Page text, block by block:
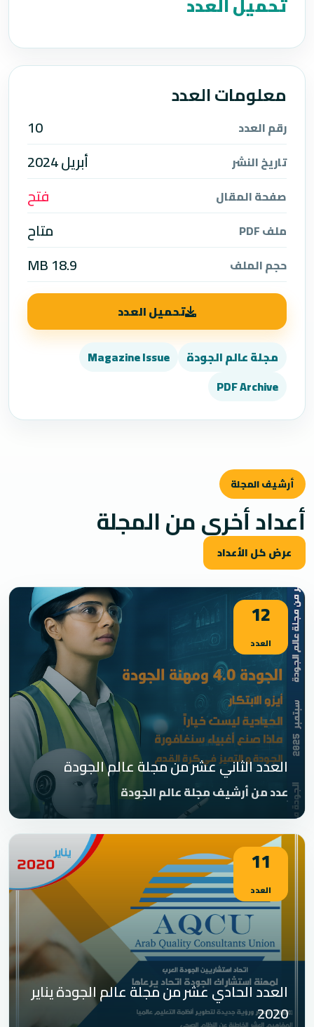
معلومات العدد
رقم العدد 10
تاريخ النشر أبريل 2024
صفحة المقال فتح
ملف PDF متاح
حجم الملف 18.9 MB
تحميل العدد
مجلة عالم الجودة
Magazine Issue
PDF Archive
أرشيف المجلة
أعداد أخرى من المجلة
عرض كل الأعداد
12
العدد
العدد الثاني عشر من مجلة عالم الجودة
عدد من أرشيف مجلة عالم الجودة
11
العدد
العدد الحادي عشر من مجلة عالم الجودة يناير
2020